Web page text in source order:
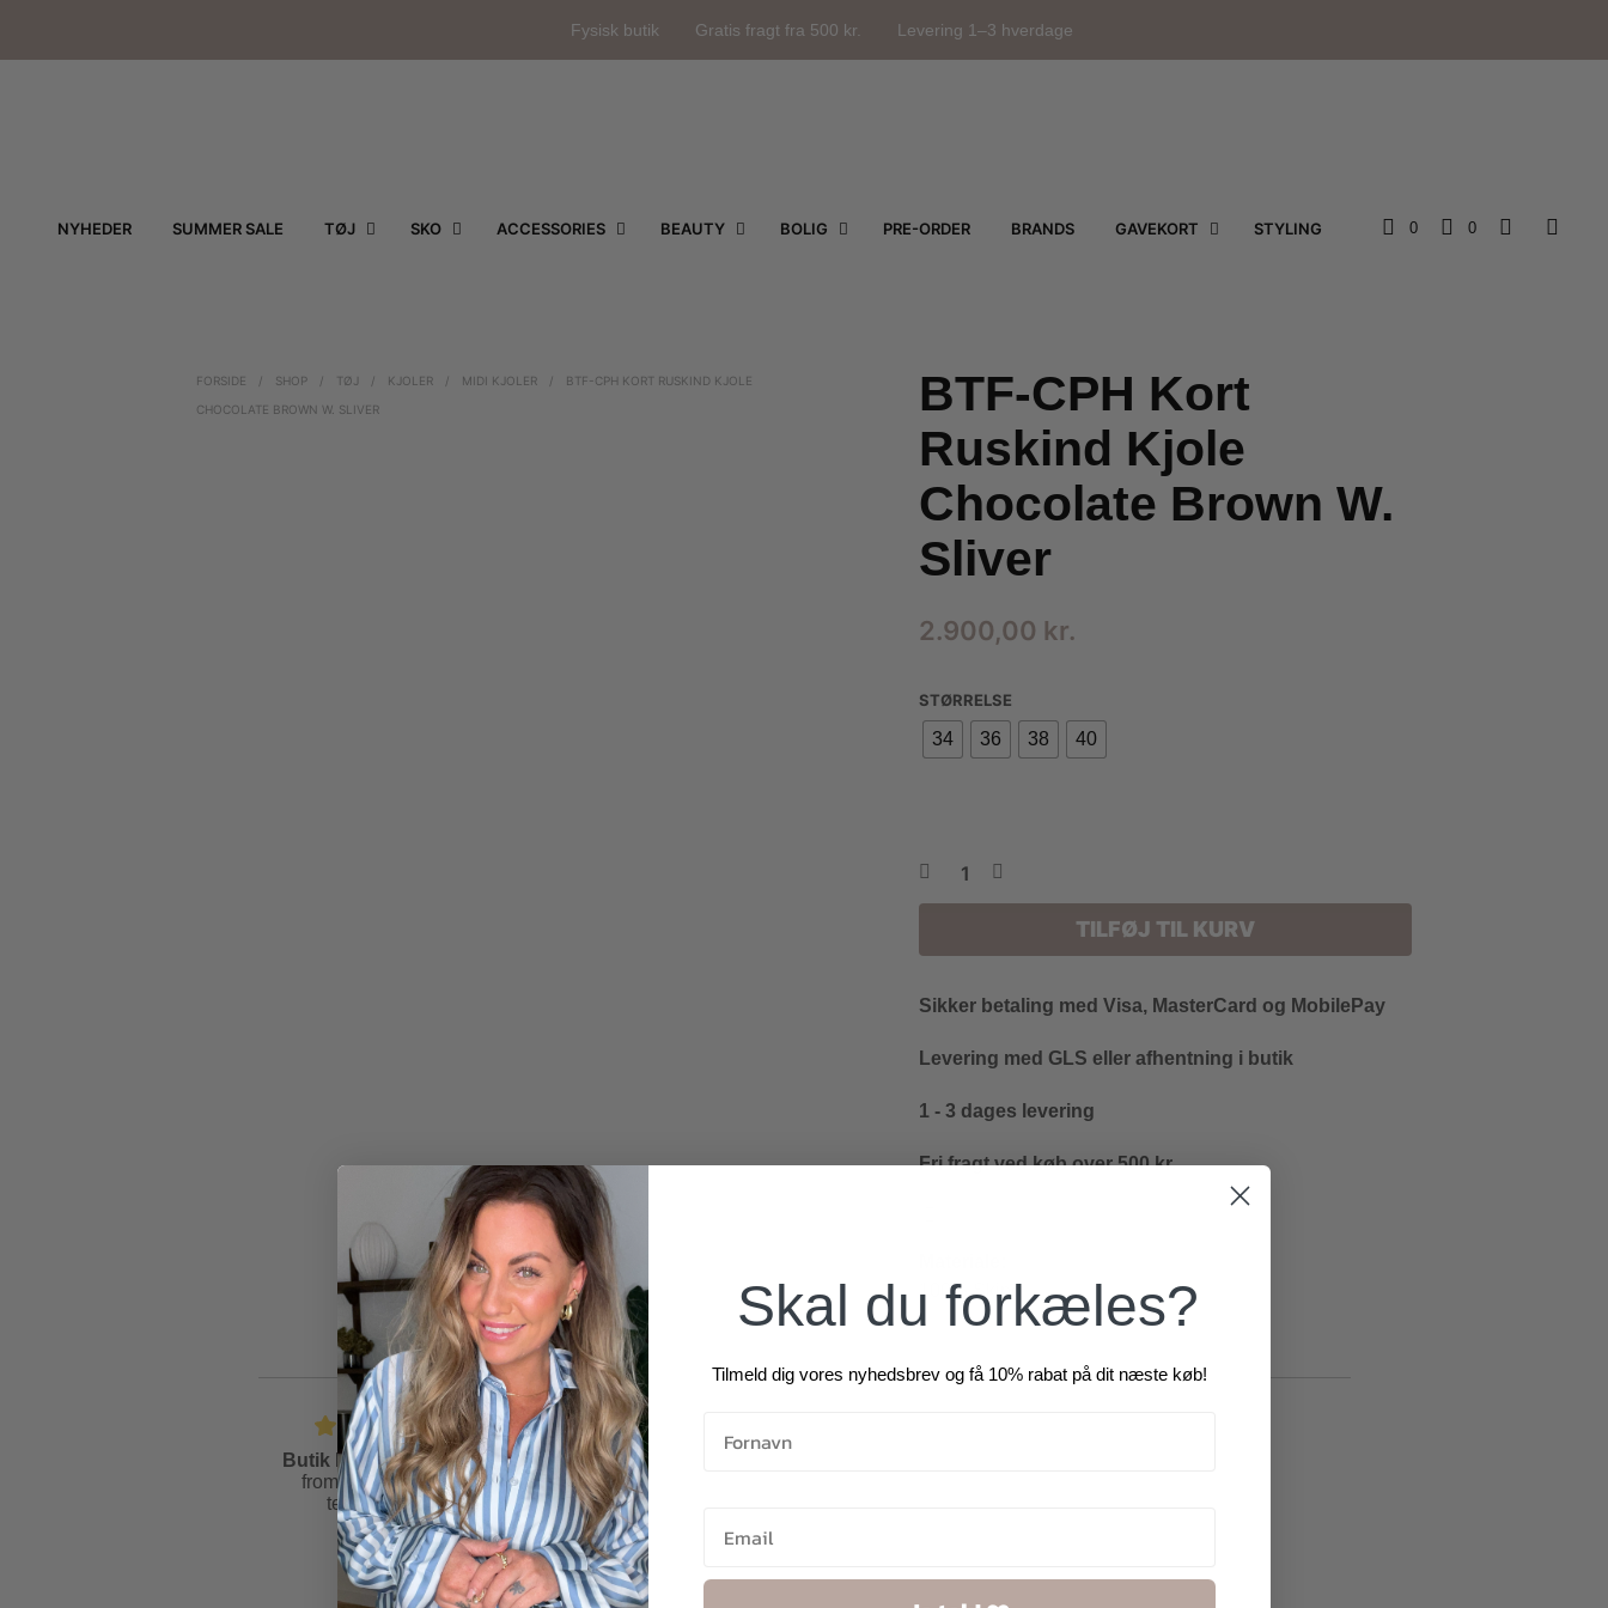
Fysisk butik Gratis fragt fra 500 kr. Levering 1–3 hverdage
NYHEDER SUMMER SALE TØJ SKO ACCESSORIES BEAUTY BOLIG PRE-ORDER BRANDS GAVEKORT STYLING 0 0
FORSIDE / SHOP / TØJ / KJOLER / MIDI KJOLER /
BTF-CPH KORT RUSKIND KJOLE
CHOCOLATE BROWN W. SLIVER
BTF-CPH Kort
Ruskind Kjole
Chocolate Brown W.
Sliver
2.900,00 kr.
STØRRELSE
34 36 38 40
TILFØJ TIL KURV
Sikker betaling med Visa, MasterCard og MobilePay
Levering med GLS eller afhentning i butik
1 - 3 dages levering
Fri fragt ved køb over 500 kr.
100% Skind
Butik Friisis rated4.6
from81reviews &
testimonials
Skal du forkæles?
Tilmeld dig vores nyhedsbrev og få 10% rabat på dit næste køb!